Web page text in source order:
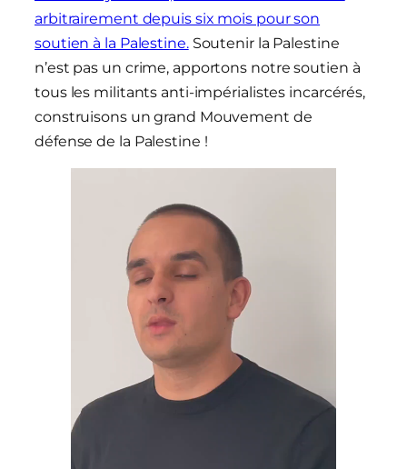
arbitrairement depuis six mois pour son
soutien à la Palestine.Soutenir la Palestine
n’est pas un crime, apportons notre soutien à
tous les militants anti-impérialistes incarcérés,
construisons un grand Mouvement de
défense de la Palestine !